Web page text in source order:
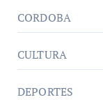
CORDOBA
CULTURA
DEPORTES